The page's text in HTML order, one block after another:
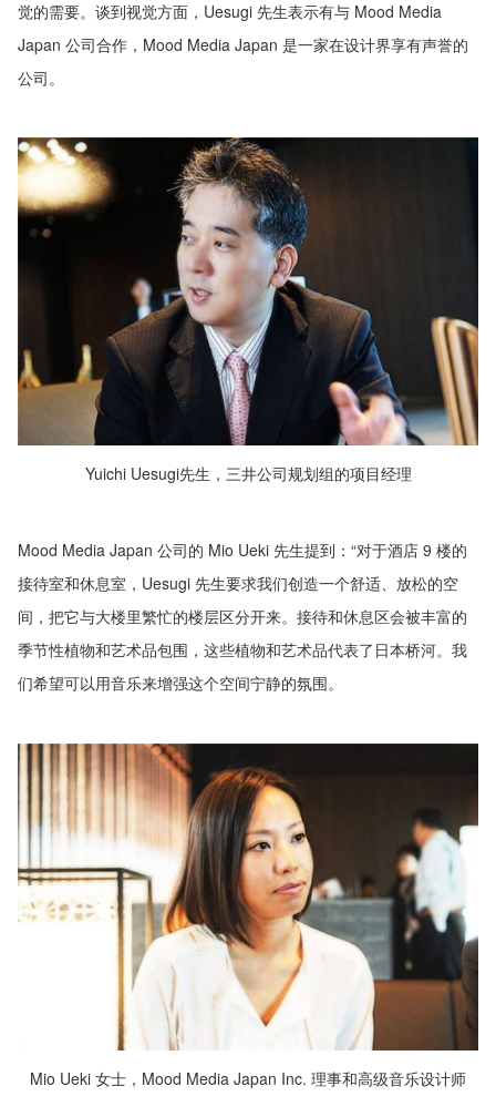
觉的需要。谈到视觉方面，Uesugi 先生表示有与 Mood Media
Japan 公司合作，Mood Media Japan 是一家在设计界享有声誉的
公司。
Yuichi Uesugi先生，三井公司规划组的项目经理
Mood Media Japan 公司的 Mio Ueki 先生提到：“对于酒店 9 楼的
接待室和休息室，Uesugi 先生要求我们创造一个舒适、放松的空
间，把它与大楼里繁忙的楼层区分开来。接待和休息区会被丰富的
季节性植物和艺术品包围，这些植物和艺术品代表了日本桥河。我
们希望可以用音乐来增强这个空间宁静的氛围。
Mio Ueki 女士，Mood Media Japan Inc. 理事和高级音乐设计师